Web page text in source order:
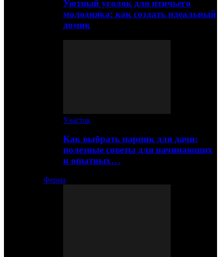
Уютный уголок для птичьего
молодняка: как создать идеальный
домик
Участок
Как выбрать парник для дачи:
полезные советы для начинающих
и опытных…
Ферма